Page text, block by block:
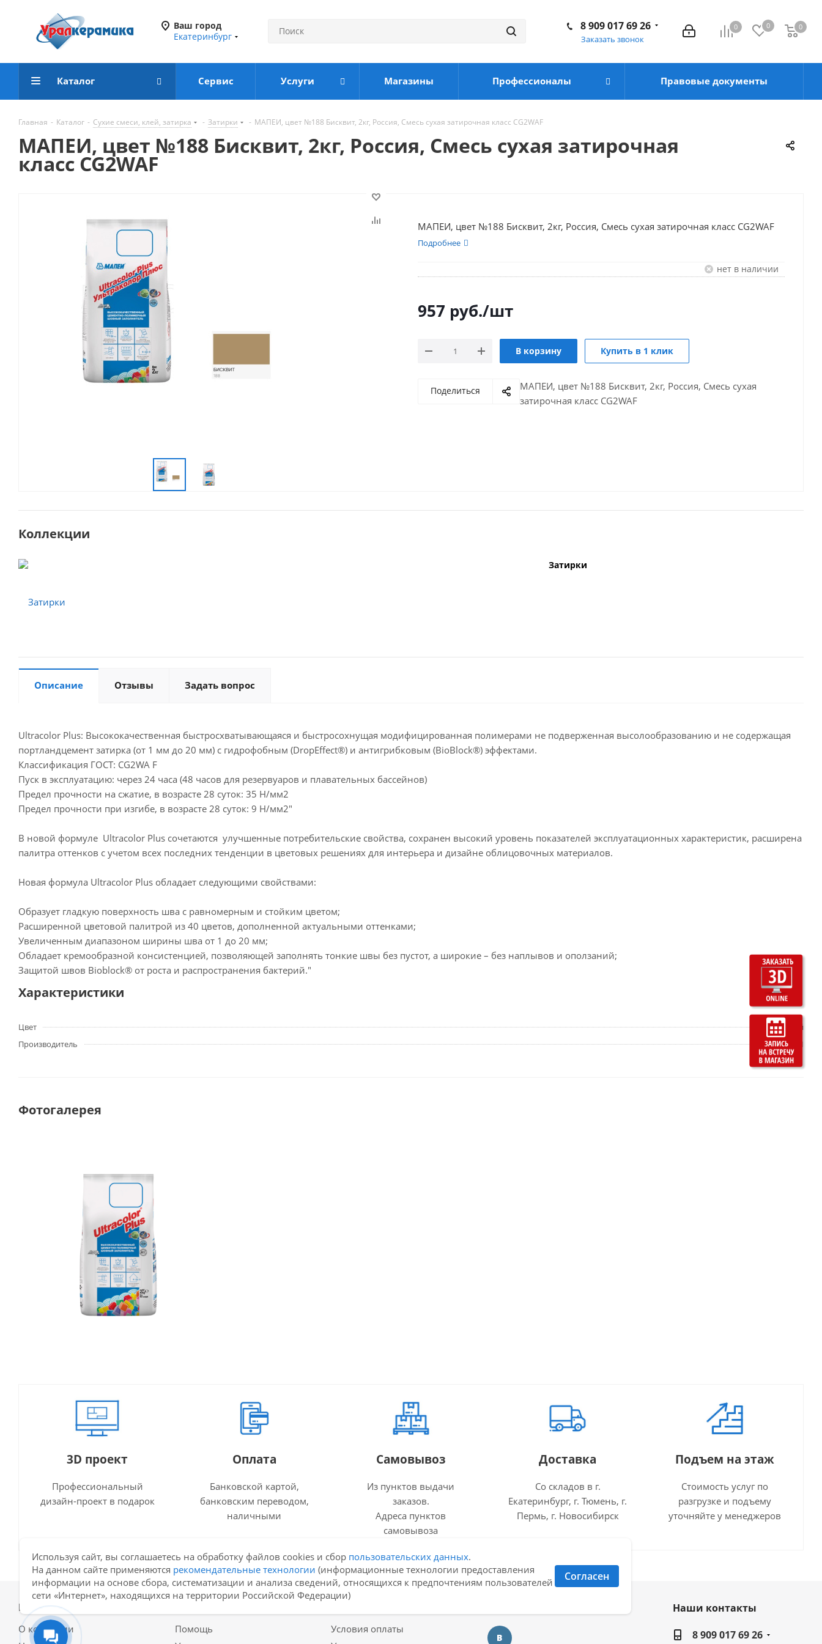
Ваш город
Екатеринбург
0 0 0
8 909 017 69 26
Заказать звонок
Каталог Сервис Услуги Магазины Профессионалы Правовые документы
Главная - Каталог - Сухие смеси, клей, затирка - Затирки - МАПЕИ, цвет №188 Бисквит, 2кг, Россия, Смесь сухая затирочная класс CG2WAF
МАПЕИ, цвет №188 Бисквит, 2кг, Россия, Смесь сухая затирочная
класс CG2WAF
МАПЕИ, цвет №188 Бисквит, 2кг, Россия, Смесь сухая затирочная класс CG2WAF
Подробнее
Нет в наличии
957 руб./шт
В корзину Купить в 1 клик
Поделиться
МАПЕИ, цвет №188 Бисквит, 2кг, Россия, Смесь сухая
затирочная класс CG2WAF
Коллекции
Затирки
Описание Отзывы Задать вопрос
Ultracolor Plus: Высококачественная быстросхватывающаяся и быстросохнущая модифицированная полимерами не подверженная высолообразованию и не содержащая
портландцемент затирка (от 1 мм до 20 мм) с гидрофобным (DropEffect®) и антигрибковым (BioBlock®) эффектами.
Классификация ГОСТ: CG2WA F
Пуск в эксплуатацию: через 24 часа (48 часов для резервуаров и плавательных бассейнов)
Предел прочности на сжатие, в возрасте 28 суток: 35 Н/мм2
Предел прочности при изгибе, в возрасте 28 суток: 9 Н/мм2"
В новой формуле Ultracolor Plus сочетаются улучшенные потребительские свойства, сохранен высокий уровень показателей эксплуатационных характеристик, расширена
палитра оттенков с учетом всех последних тенденции в цветовых решениях для интерьера и дизайне облицовочных материалов.
Новая формула Ultracolor Plus обладает следующими свойствами:
Образует гладкую поверхность шва с равномерным и стойким цветом;
Расширенной цветовой палитрой из 40 цветов, дополненной актуальными оттенками;
Увеличенным диапазоном ширины шва от 1 до 20 мм;
Обладает кремообразной консистенцией, позволяющей заполнять тонкие швы без пустот, а широкие – без наплывов и оползаний;
Защитой швов Bioblock® от роста и распространения бактерий."
Характеристики
Цвет
Белый
Производитель
MAPEI
Фотогалерея
3D проект
Профессиональный
дизайн-проект в подарок
Оплата
Банковской картой,
банковским переводом,
наличными
Самовывоз
Из пунктов выдачи
заказов.
Адреса пунктов
самовывоза
Доставка
Со складов в г.
Екатеринбург, г. Тюмень, г.
Пермь, г. Новосибирск
Подъем на этаж
Стоимость услуг по
разгрузке и подъему
уточняйте у менеджеров
Компания
О компании
Помощь
Условия оплаты
Наши контакты
8 909 017 69 26
Используя сайт, вы соглашаетесь на обработку файлов cookies и сбор пользовательских данных.
На данном сайте применяются рекомендательные технологии (информационные технологии предоставления
информации на основе сбора, систематизации и анализа сведений, относящихся к предпочтениям пользователей
сети «Интернет», находящихся на территории Российской Федерации)
Согласен